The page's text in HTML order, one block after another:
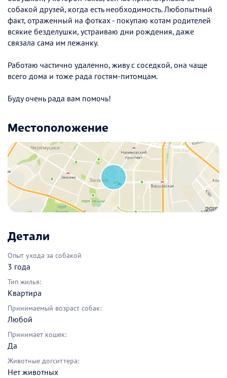
собакой друзей, когда есть необходимость. Любопытный
факт, отраженный на фотках - покупаю котам родителей
всякие безделушки, устраиваю дни рождения, даже
связала сама им лежанку.
Работаю частично удаленно, живу с соседкой, она чаще
всего дома и тоже рада гостям-питомцам.
Буду очень рада вам помочь!
Местоположение
Детали
Опыт ухода за собакой
3 года
Тип жилья:
Квартира
Принимаемый возраст собак:
Любой
Принимает кошек:
Да
Животные догситтера:
Нет животных